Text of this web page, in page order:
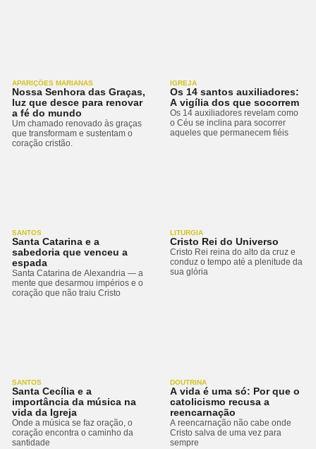
APARIÇÕES MARIANAS
Nossa Senhora das Graças,
luz que desce para renovar
a fé do mundo
Um chamado renovado às graças
que transformam e sustentam o
coração cristão.
IGREJA
Os 14 santos auxiliadores:
A vigília dos que socorrem
Os 14 auxiliadores revelam como
o Céu se inclina para socorrer
aqueles que permanecem fiéis
SANTOS
Santa Catarina e a
sabedoria que venceu a
espada
Santa Catarina de Alexandria — a
mente que desarmou impérios e o
coração que não traiu Cristo
LITURGIA
Cristo Rei do Universo
Cristo Rei reina do alto da cruz e
conduz o tempo até a plenitude da
sua glória
SANTOS
Santa Cecília e a
importância da música na
vida da Igreja
Onde a música se faz oração, o
coração encontra o caminho da
santidade
DOUTRINA
A vida é uma só: Por que o
catolicismo recusa a
reencarnação
A reencarnação não cabe onde
Cristo salva de uma vez para
sempre